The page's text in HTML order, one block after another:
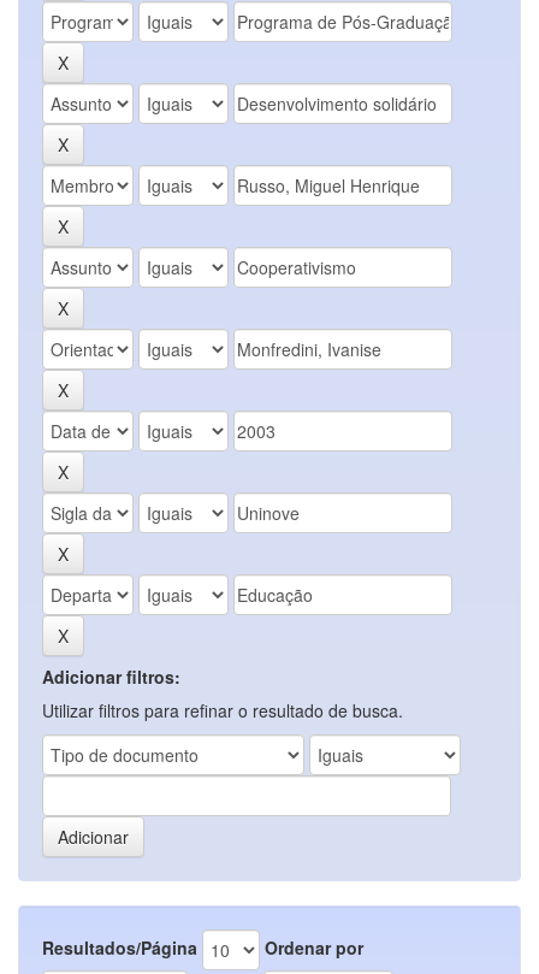
Adicionar filtros:
Utilizar filtros para refinar o resultado de busca.
Resultados/Página Ordenar por